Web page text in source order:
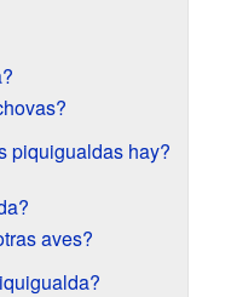
piquigualdas hay?
aves?